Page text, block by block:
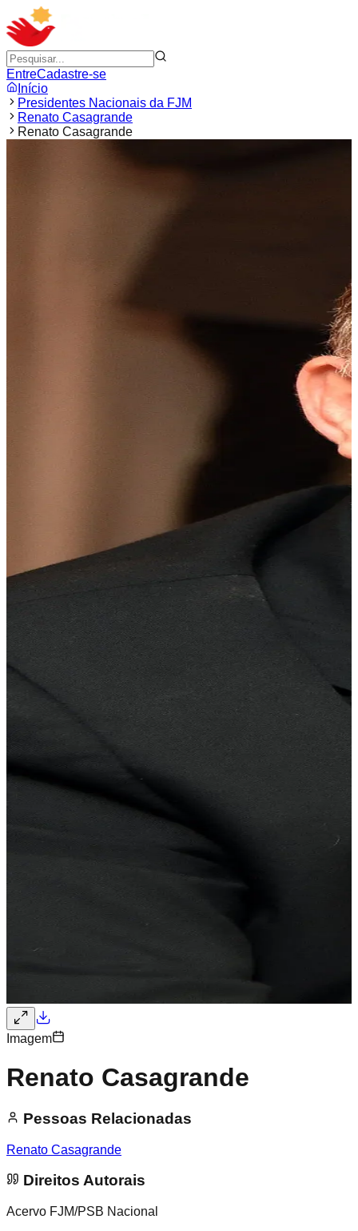
EntreCadastre-se
Início
Presidentes Nacionais da FJM
Renato Casagrande
Renato Casagrande
Imagem
Renato Casagrande
Pessoas Relacionadas
Renato Casagrande
Direitos Autorais
Acervo FJM/PSB Nacional